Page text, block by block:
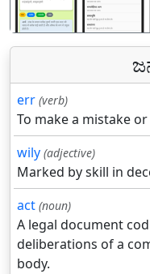
err (verb)
To make a mistake
wily (adjective)
Marked by skill in
act (noun)
A legal document
deliberations of a
body.